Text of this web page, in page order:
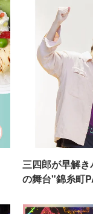
三四郎が早解
の舞台"錦糸町